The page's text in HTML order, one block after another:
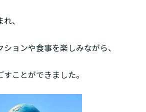
、
ョンや食事を楽しみながら、
ことができました。